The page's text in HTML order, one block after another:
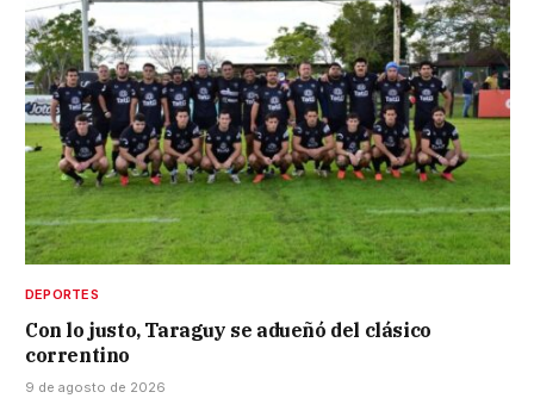
DEPORTES
Con lo justo, Taraguy se adueñó del clásico
correntino
9 de agosto de 2026